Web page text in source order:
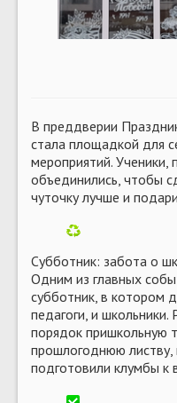
В преддверии
стала площадкой для
мероприятий. Ученики,
объединились, чтобы
чуточку лучше и
Субботник: забота о
Одним из главных
субботник, в котором
педагоги, и школьники.
порядок пришкольную
прошлогоднюю
подготовили клумбы к